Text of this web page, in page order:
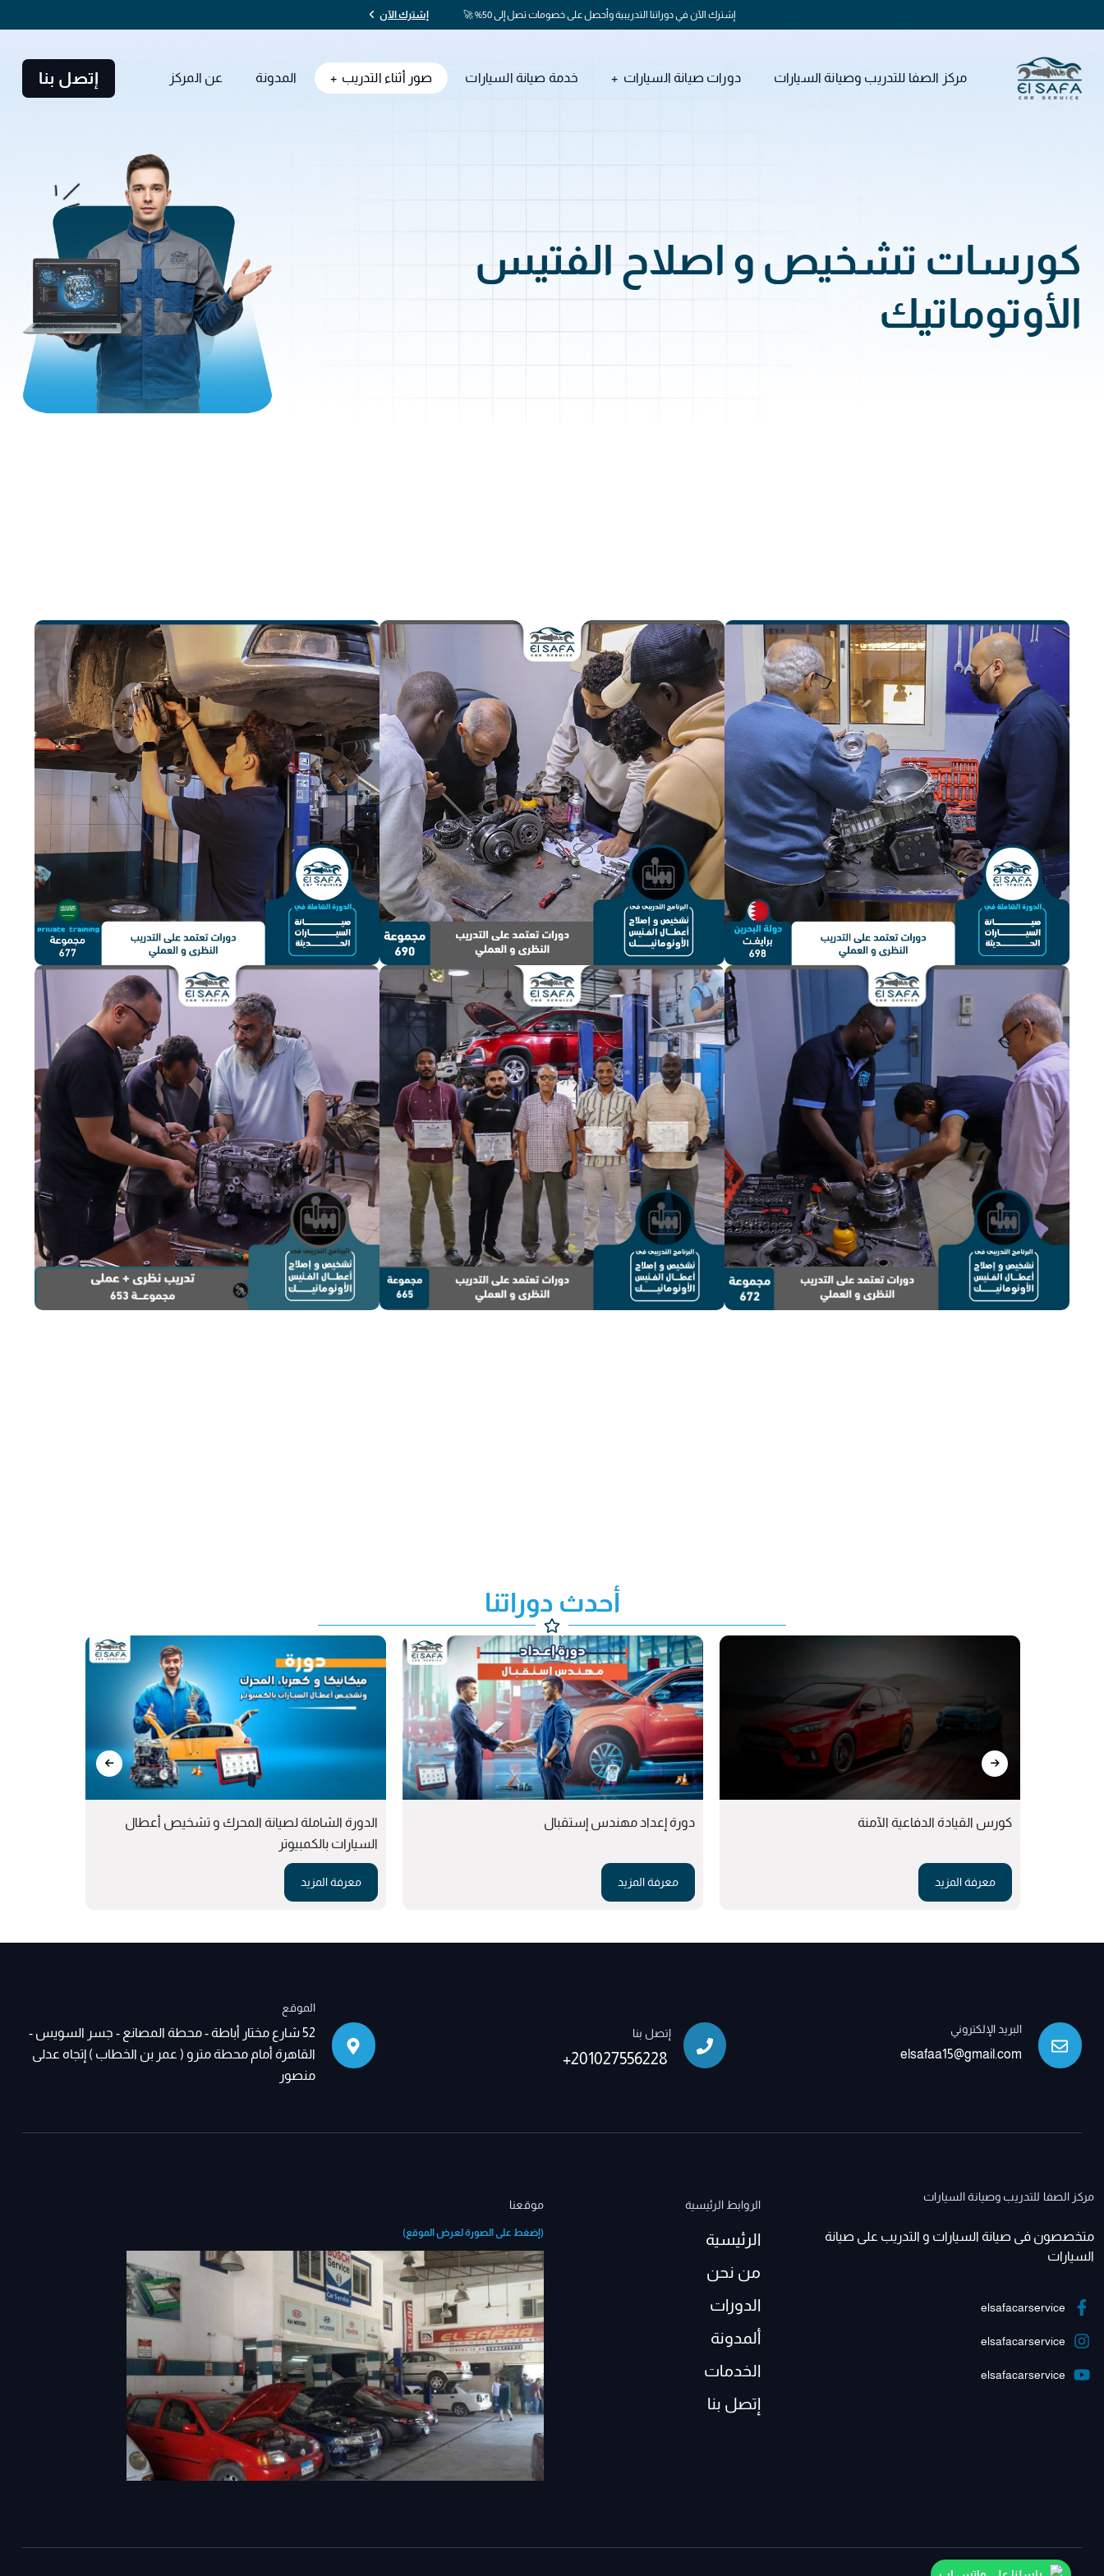
إشترك الآن في دوراتنا التدريبية وأحصل على خصومات تصل إلى 50% 🚀 إشترك الآن
مركز الصفا للتدريب وصيانة السيارات دورات صيانة السيارات خدمة صيانة السيارات صور أثناء التدريب المدونة عن المركز إتصل بنا
كورسات تشخيص و اصلاح الفتيس
الأوتوماتيك
أحدث دوراتنا
كورس القيادة الدفاعية الآمنة
معرفة المزيد
دورة إعداد مهندس إستقبال
معرفة المزيد
الدورة الشاملة لصيانة المحرك و تشخيص أعطال
السيارات بالكمبيوتر
معرفة المزيد
البريد الإلكتروني
elsafaa15@gmail.com
إتصل بنا
+201027556228
الموقع
52 شارع مختار أباطة - محطة المصانع - جسر السويس -
القاهرة أمام محطة مترو ( عمر بن الخطاب ) إتجاه عدلى
منصور
مركز الصفا للتدريب وصيانة السيارات
متخصصون فى صيانة السيارات و التدريب على صيانة
السيارات
elsafacarservice
elsafacarservice
elsafacarservice
الروابط الرئيسية
الرئيسية
من نحن
الدورات
ألمدونة
الخدمات
إتصل بنا
موقعنا
(إضغط على الصورة لعرض الموقع)